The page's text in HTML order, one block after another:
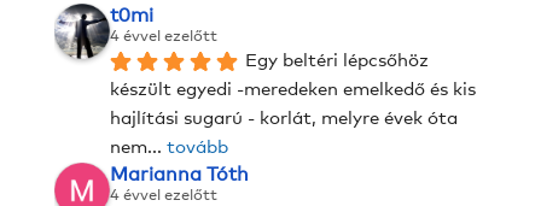
t0mi
4 évvel ezelőtt
Egy beltéri lépcsőhöz
készült egyedi -meredeken emelkedő és kis
hajlítási sugarú - korlát, melyre évek óta
nem... tovább
Marianna Tóth
4 évvel ezelőtt